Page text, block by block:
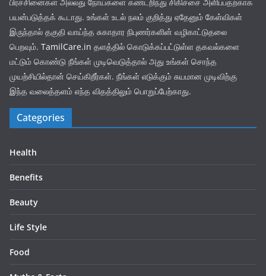
பயன்படுத்தக் கூடாது. உங்கள் உடல் நலம் குறித்து ஏதேனும் கேள்விகள்
இருந்தால் தகுதி வாய்ந்த சுகாதார நிபுணர்களின் வழிகாட்டுதலை
பெறவும். TamilCare.in தளத்தில் கொடுக்கப்பட்டுள்ள தகவல்களை
மட்டும் கொண்டு நீங்கள் முடிவெடுத்தால் அது உங்கள் சொந்த
முயற்சியில்தான் செய்கிறீர்கள். நீங்கள் எடுக்கும் சுயமான முடிவிற்கு
இந்த வலைத்தளம் எந்த விதத்திலும் பொறுப்பேற்காது.
Categories
Health
Benefits
Beauty
Life Style
Food